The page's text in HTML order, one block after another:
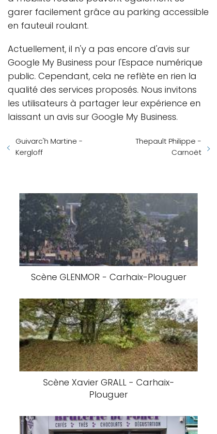
garer facilement grâce au parking accessible
en fauteuil roulant.
Actuellement, il n'y a pas encore d'avis sur
Google My Business pour l'Espace numérique
public. Cependant, cela ne reflète en rien la
qualité des services proposés. Nous invitons
les utilisateurs à partager leur expérience en
laissant un avis sur Google My Business.
Guivarc'h Martine -
Kergloff
Thepault Philippe -
Carnoët
Scène GLENMOR - Carhaix-Plouguer
Scène Xavier GRALL - Carhaix-
Plouguer